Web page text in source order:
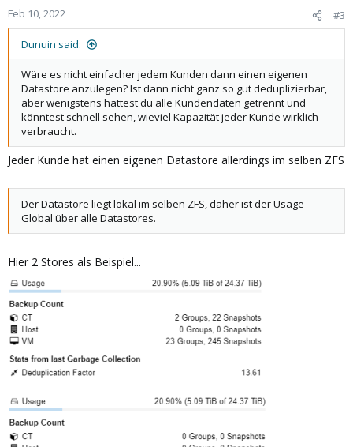
Feb 10, 2022 #3
Dunuin said:
Wäre es nicht einfacher jedem Kunden dann einen eigenen
Datastore anzulegen? Ist dann nicht ganz so gut deduplizierbar,
aber wenigstens hättest du alle Kundendaten getrennt und
könntest schnell sehen, wieviel Kapazität jeder Kunde wirklich
verbraucht.
Jeder Kunde hat einen eigenen Datastore allerdings im selben ZFS
Der Datastore liegt lokal im selben ZFS, daher ist der Usage
Global über alle Datastores.
Hier 2 Stores als Beispiel...